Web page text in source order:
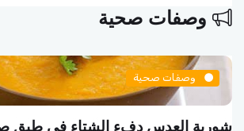
وصفات صحية
وصفات صحية
شوربة العدس دفء الشتاء في طبق